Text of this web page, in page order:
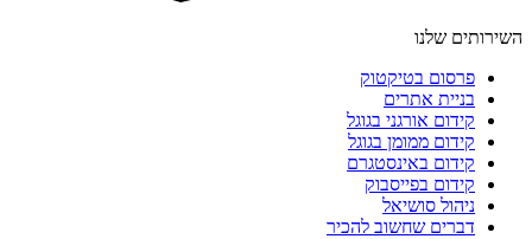
השירותים שלנו
פרסום בטיקטוק
בניית אתרים
קידום אורגני בגוגל
קידום ממומן בגוגל
קידום באינסטגרם
קידום בפייסבוק
ניהול סושיאל
דברים שחשוב להכיר